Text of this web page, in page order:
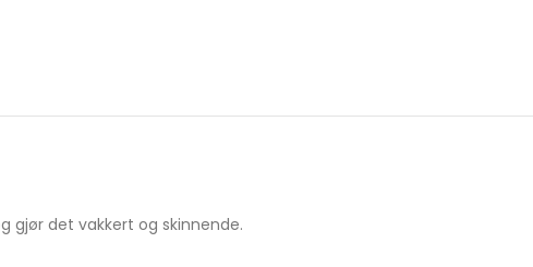
gjør det vakkert og skinnende.